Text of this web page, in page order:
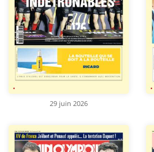
29 juin 2026